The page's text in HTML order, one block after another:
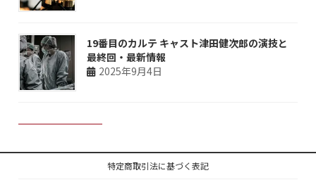
19番目のカルテ キャスト津田健次郎の演技と
最終回・最新情報
2025年9月4日
特定商取引法に基づく表記